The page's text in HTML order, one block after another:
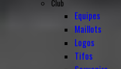
Club
Equipes
Maillots
Logos
Tifos